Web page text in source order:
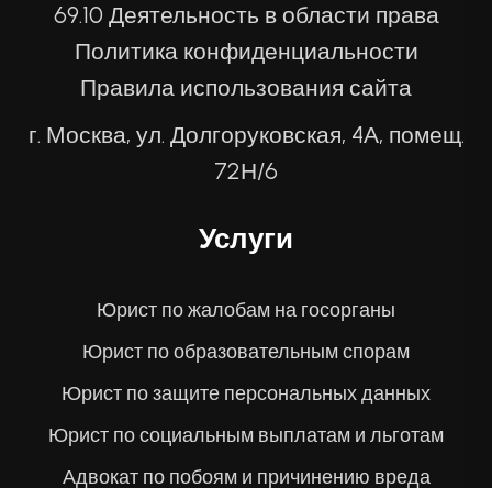
69.10 Деятельность в области права
Политика конфиденциальности
Правила использования сайта
г. Москва, ул. Долгоруковская, 4А, помещ.
72Н/6
Услуги
Юрист по жалобам на госорганы
Юрист по образовательным спорам
Юрист по защите персональных данных
Юрист по социальным выплатам и льготам
Адвокат по побоям и причинению вреда